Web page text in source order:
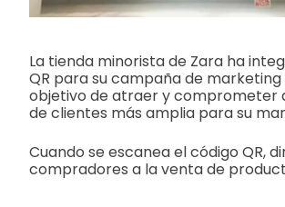
La tienda minorista de Zara ha
QR para su campaña de marketing
objetivo de atraer y comprometer
de clientes más amplia para su
Cuando se escanea el código QR,
compradores a la venta de